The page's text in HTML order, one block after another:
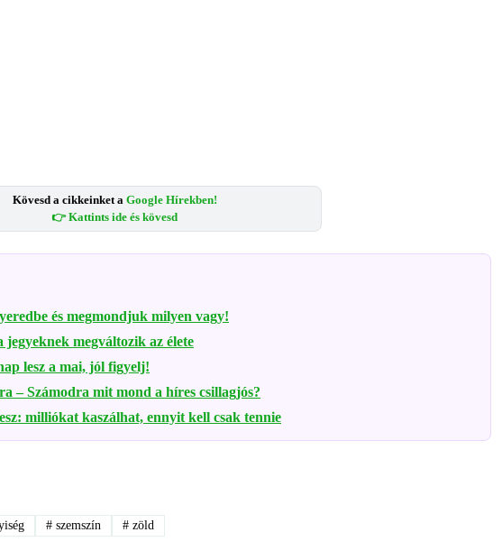
Kövesd a cikkeinket a Google Hírekben!
👉 Kattints ide és kövesd
és megmondjuk milyen vagy!
megváltozik az élete
lesz a mai, jól figyelj!
– Számodra mit mond a híres csillagjós?
milliókat kaszálhat, ennyit kell csak tennie
# szemszín #zöld